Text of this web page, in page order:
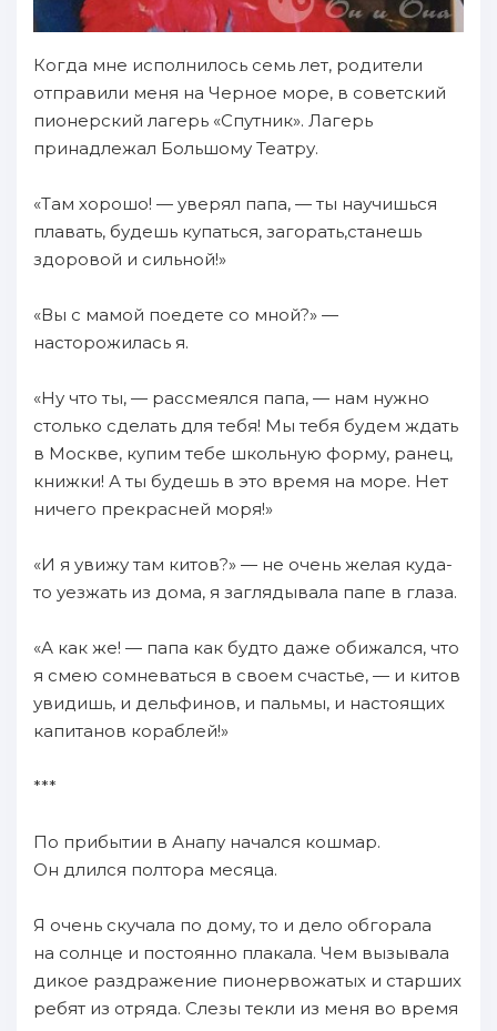
Когда мне исполнилось семь лет, родители
отправили меня на Черное море, в советский
пионерский лагерь «Спутник». Лагерь
принадлежал Большому Театру.
«Там хорошо! — уверял папа, — ты научишься
плавать, будешь купаться, загорать,станешь
здоровой и сильной!»
«Вы с мамой поедете со мной?» —
насторожилась я.
«Ну что ты, — рассмеялся папа, — нам нужно
столько сделать для тебя! Мы тебя будем ждать
в Москве, купим тебе школьную форму, ранец,
книжки! А ты будешь в это время на море. Нет
ничего прекрасней моря!»
«И я увижу там китов?» — не очень желая куда-
то уезжать из дома, я заглядывала папе в глаза.
«А как же! — папа как будто даже обижался, что
я смею сомневаться в своем счастье, — и китов
увидишь, и дельфинов, и пальмы, и настоящих
капитанов кораблей!»
***
По прибытии в Анапу начался кошмар.
Он длился полтора месяца.
Я очень скучала по дому, то и дело обгорала
на солнце и постоянно плакала. Чем вызывала
дикое раздражение пионервожатых и старших
ребят из отряда. Слезы текли из меня во время